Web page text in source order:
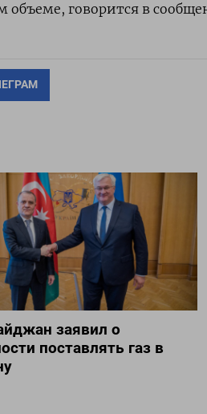
объеме, говорится в
заявил о
поставлять газ в